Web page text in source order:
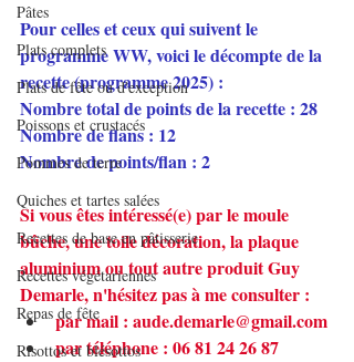
Pâtes
Plats complets
Plats de fête ou d'exception
Poissons et crustacés
Pommes de terre
Quiches et tartes salées
Recettes de base en pâtisserie
Recettes végétariennes
Repas de fête
Risottos et blésottos
Pour celles et ceux qui suivent le
programme WW, voici le décompte de la
recette (programme 2025) :
Nombre total de points de la recette : 28
Nombre de flans : 12
Nombre de points/flan : 2
Si vous êtes intéressé(e) par le moule
bûche, une toile décoration, la plaque
aluminium ou tout autre produit Guy
Demarle, n'hésitez pas à me consulter :
par mail : aude.demarle@gmail.com
par téléphone : 06 81 24 26 87